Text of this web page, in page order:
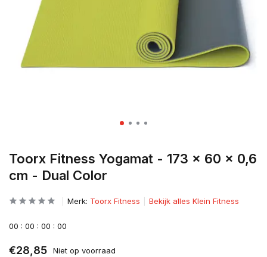
Toorx Fitness Yogamat - 173 x 60 x 0,6
cm - Dual Color
Merk: Toorx Fitness Bekijk alles Klein Fitness
00 : 00 : 00 : 00
€28,85 Niet op voorraad